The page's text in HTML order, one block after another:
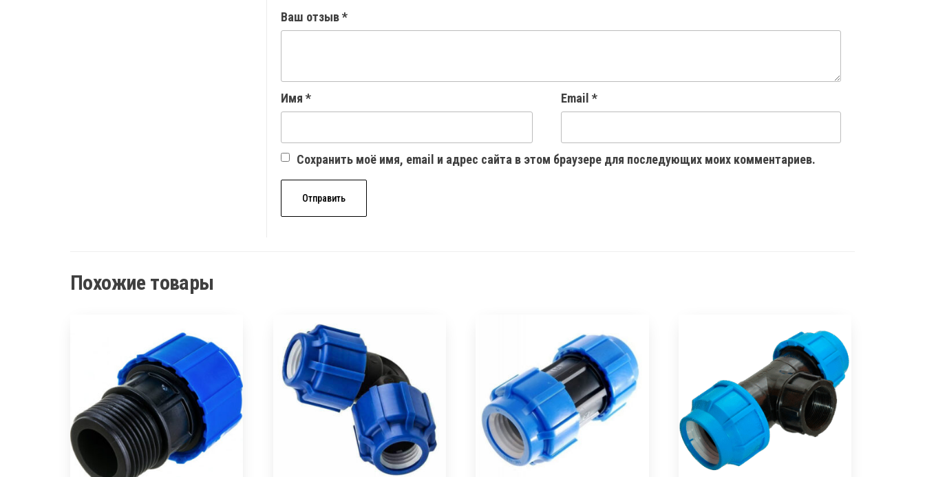
Ваш отзыв*
Имя * Email *
Сохранить моё имя, email и адрес сайта в этом браузере для последующих моих комментариев.
Похожие товары